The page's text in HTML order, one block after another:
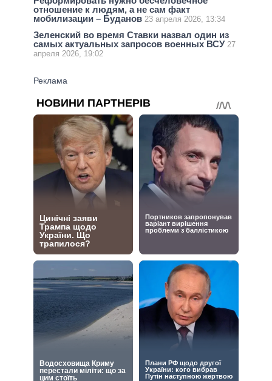
отношение к людям, а не сам факт
мобилизации – Буданов 23 апреля 2026, 13:34
Зеленский во время Ставки назвал один из
самых актуальных запросов военных ВСУ 27
апреля 2026, 19:02